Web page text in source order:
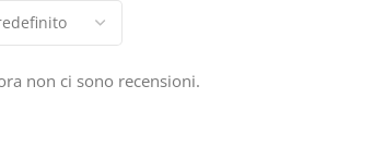
non ci sono recensioni.